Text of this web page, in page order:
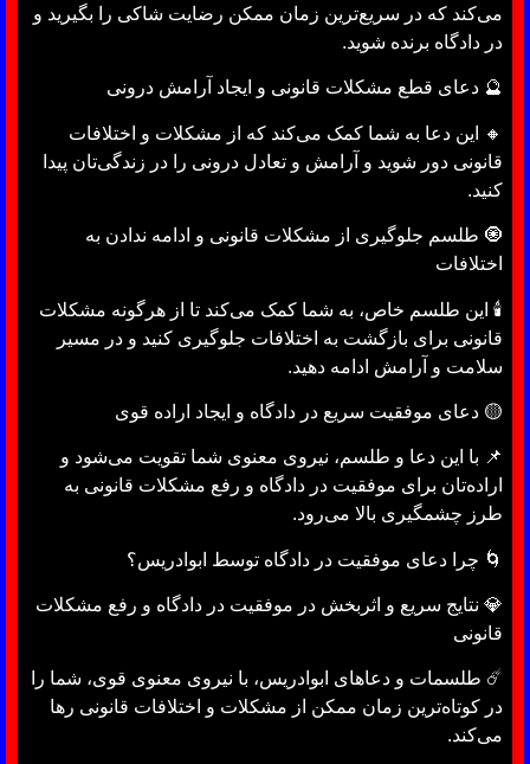
می‌کند که در سریع‌ترین زمان ممکن رضایت شاکی را بگیرید و
در دادگاه برنده شوید.
🔮 دعای قطع مشکلات قانونی و ایجاد آرامش درونی
🔸 این دعا به شما کمک می‌کند که از مشکلات و اختلافات
قانونی دور شوید و آرامش و تعادل درونی را در زندگی‌تان پیدا
کنید.
🧿 طلسم جلوگیری از مشکلات قانونی و ادامه ندادن به
اختلافات
🕯 این طلسم خاص، به شما کمک می‌کند تا از هرگونه مشکلات
قانونی برای بازگشت به اختلافات جلوگیری کنید و در مسیر
سلامت و آرامش ادامه دهید.
🟡 دعای موفقیت سریع در دادگاه و ایجاد اراده قوی
📌 با این دعا و طلسم، نیروی معنوی شما تقویت می‌شود و
اراده‌تان برای موفقیت در دادگاه و رفع مشکلات قانونی به
طرز چشمگیری بالا می‌رود.
🌀 چرا دعای موفقیت در دادگاه توسط ابوادریس؟
💎 نتایج سریع و اثربخش در موفقیت در دادگاه و رفع مشکلات
قانونی
☄️ طلسمات و دعاهای ابوادریس، با نیروی معنوی قوی، شما را
در کوتاه‌ترین زمان ممکن از مشکلات و اختلافات قانونی رها
می‌کند.